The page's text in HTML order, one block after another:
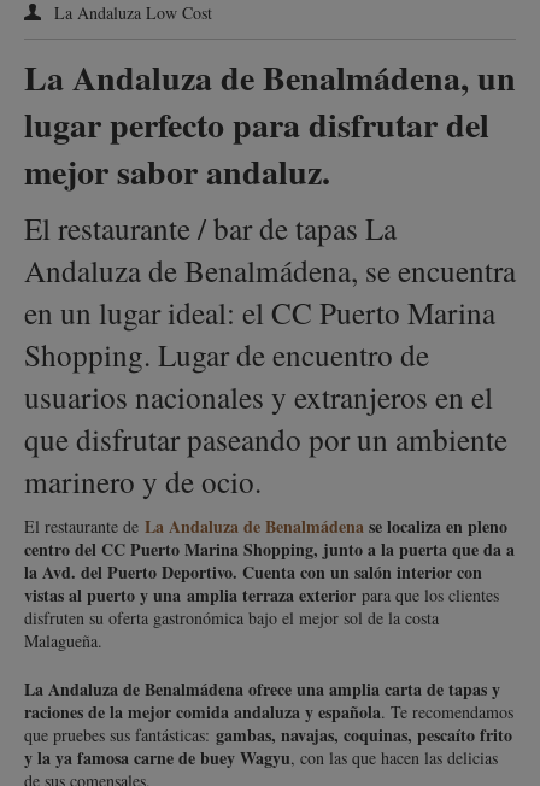
La Andaluza Low Cost
La Andaluza de Benalmádena, un
lugar perfecto para disfrutar del
mejor sabor andaluz.
El restaurante / bar de tapas La
Andaluza de Benalmádena, se encuentra
en un lugar ideal: el CC Puerto Marina
Shopping. Lugar de encuentro de
usuarios nacionales y extranjeros en el
que disfrutar paseando por un ambiente
marinero y de ocio.
El restaurante de La Andaluza de Benalmádenase localiza en pleno
centro del CC Puerto Marina Shopping, junto a la puerta que da a
la Avd. del Puerto Deportivo. Cuenta con un salón interior con
vistas al puerto y una amplia terraza exterior para que los clientes
disfruten su oferta gastronómica bajo el mejor sol de la costa
Malagueña.
La Andaluza de Benalmádena ofrece una amplia carta de tapas y
raciones de la mejor comida andaluza y española. Te recomendamos
que pruebes sus fantásticas: gambas, navajas, coquinas, pescaíto frito
y la ya famosa carne de buey Wagyu, con las que hacen las delicias
de sus comensales.